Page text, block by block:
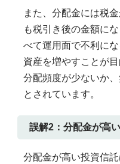
また、分配金には税
も税引き後の金額に
べて運用面で不利に
資産を増やすことが
分配頻度が少ないか
とされています。
誤解2：分配金が高
分配金が高い投資信